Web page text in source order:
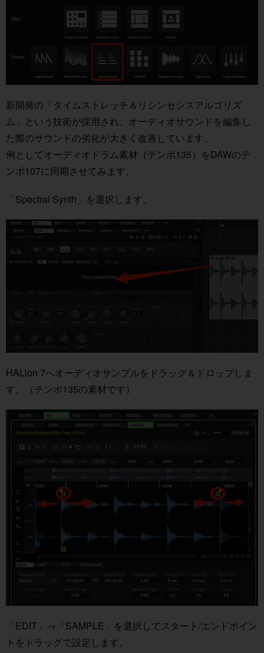
新開発の「タイムストレッチ＆リシンセシスアルゴリズ
ム」という技術が採用され、オーディオサウンドを編集し
た際のサウンドの劣化が大きく改善しています。
例としてオーディオドラム素材（テンポ135）をDAWのテ
ンポ107に同期させてみます。
「Spectral Synth」を選択します。
HALion 7へオーディオサンプルをドラッグ＆ドロップしま
す。（テンポ135の素材です）
「EDIT」→「SAMPLE」を選択してスタート/エンドポイン
トをドラッグで設定します。